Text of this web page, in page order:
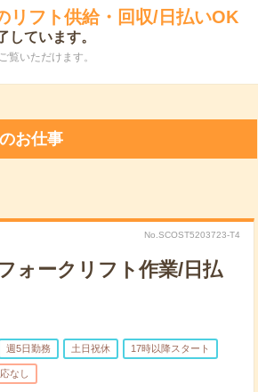
リフト供給・回収/日払いOK
しています。
覧いただけます。
お仕事
No.SCOST5203723-T4
ォークリフト作業/日払
週5日勤務 土日祝休 17時以降スタート
なし